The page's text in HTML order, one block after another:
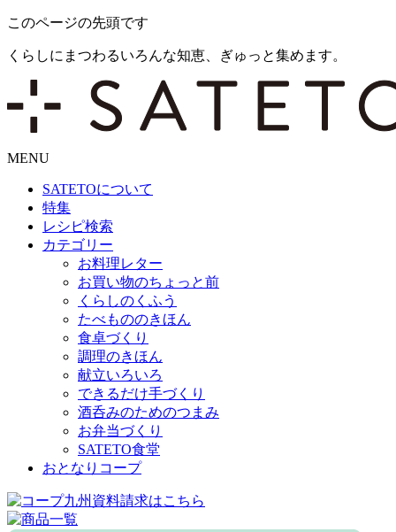
このページの先頭です
くらしにまつわるいろんな知恵、ぎゅっと集めます。
MENU
SATETOについて
特集
レシピ検索
カテゴリー
お料理レター
お買い物のちょっと前
くらしのくふう
たべもののきほん
食卓づくり
調理のきほん
献立いろいろ
できるだけ手づくり
酒呑みのためのつまみ
お弁当づくり
SATETO食堂
おとなりコープ